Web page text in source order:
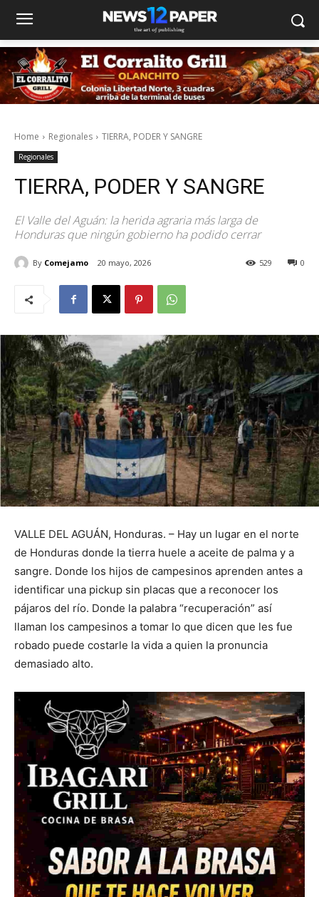
Home Regionales TIERRA, PODER Y SANGRE
Regionales
TIERRA, PODER Y SANGRE
El Valle del Aguán: la herida agraria más larga de
Honduras que ningún gobierno ha podido cerrar
By Comejamo 20 mayo, 2026 0
529
VALLE DEL AGUÁN, Honduras. – Hay un lugar en el norte
de Honduras donde la tierra huele a aceite de palma y a
sangre. Donde los hijos de campesinos aprenden antes a
identificar una pickup sin placas que a reconocer los
pájaros del río. Donde la palabra “recuperación” así
llaman los campesinos a tomar lo que dicen que les fue
robado puede costarle la vida a quien la pronuncia
demasiado alto.